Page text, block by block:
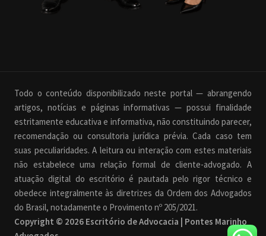
Todo o conteúdo disponibilizado neste portal — abrangendo
artigos, notícias e páginas informativas — possui finalidade
estritamente educativa e informativa, não constituindo parecer,
recomendação ou consultoria jurídica prévia. Cada caso tem
suas peculiaridades. A leitura ou interação com estes materiais
não estabelece uma relação formal de cliente-advogado. A
atuação digital do escritório é pautada pelo rigor técnico e
obedece integralmente às diretrizes da Ordem dos Advogados
do Brasil, notadamente o Provimento nº 205/2021.
Copyright © 2026 Escritório de Advocacia | Pontes Marinho